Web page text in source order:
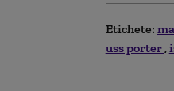
Etichete:
uss porter